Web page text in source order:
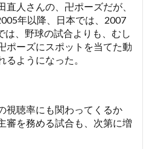
直人さんの、卍ポーズだが、
年以降、日本では、2007
は、野球の試合よりも、むし
ポーズにスポットを当てた動
ようになった。
視聴率にも関わってくるか
審を務める試合も、次第に増